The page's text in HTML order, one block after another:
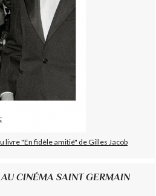
livre "En fidèle amitié" de Gilles Jacob
CINÉMA SAINT GERMAIN